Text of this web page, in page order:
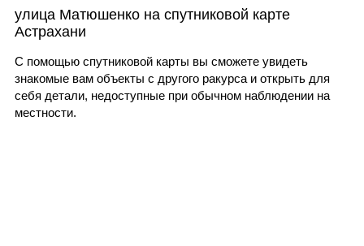
улица Матюшенко на спутниковой карте
Астрахани
С помощью спутниковой карты вы сможете увидеть
знакомые вам объекты с другого ракурса и открыть для
себя детали, недоступные при обычном наблюдении на
местности.